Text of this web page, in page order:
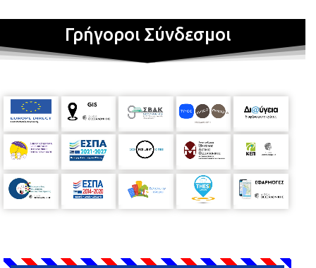
Γρήγοροι Σύνδεσμοι